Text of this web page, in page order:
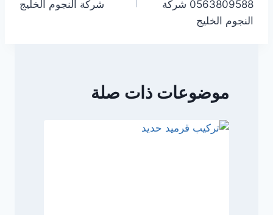
0563809588 شركة
النجوم الخليج
شركة النجوم الخليج
موضوعات ذات صلة